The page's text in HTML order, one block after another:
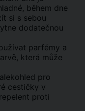
během dne
si s sebou
dodatečnou
parfémy a
která může
pro
cestičky v
proti